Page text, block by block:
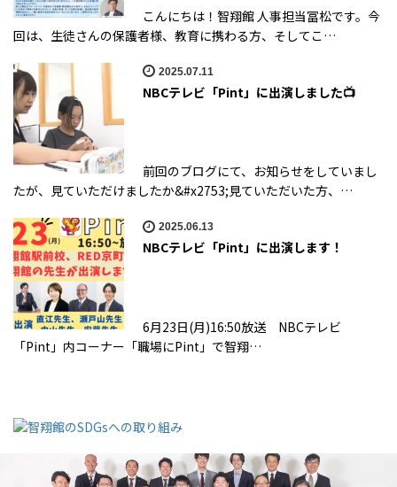
こんにちは！智翔館 人事担当冨松です。今
回は、生徒さんの保護者様、教育に携わる方、そしてこ…
2025.07.11
NBCテレビ「Pint」に出演しました📺
前回のブログにて、お知らせをしていまし
たが、見ていただけましたか&#x2753;見ていただいた方、…
2025.06.13
NBCテレビ「Pint」に出演します！
6月23日(月)16:50放送 NBCテレビ
「Pint」内コーナー「職場にPint」で智翔…